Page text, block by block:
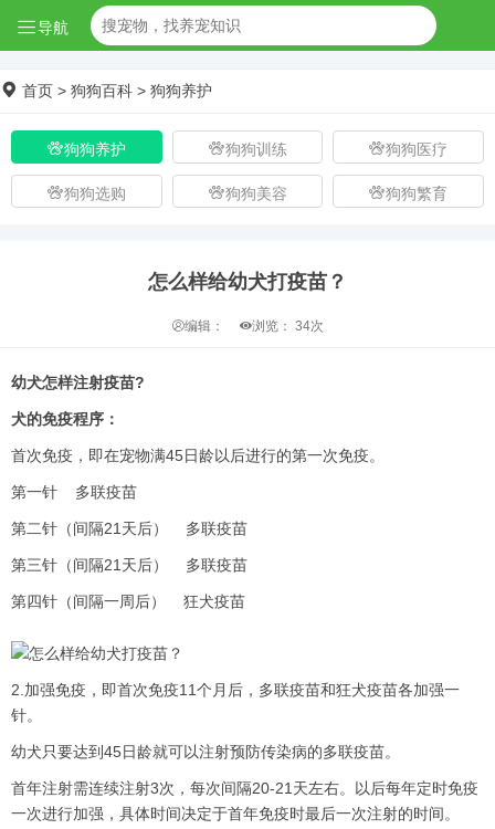
导航
首页 > 狗狗百科 > 狗狗养护
狗狗养护 狗狗训练 狗狗医疗
狗狗选购 狗狗美容 狗狗繁育
怎么样给幼犬打疫苗？
编辑： 浏览： 34次
幼犬怎样注射疫苗?
犬的免疫程序：
首次免疫，即在宠物满45日龄以后进行的第一次免疫。
第一针 多联疫苗
第二针（间隔21天后） 多联疫苗
第三针（间隔21天后） 多联疫苗
第四针（间隔一周后） 狂犬疫苗
2.加强免疫，即首次免疫11个月后，多联疫苗和狂犬疫苗各加强一
针。
幼犬只要达到45日龄就可以注射预防传染病的多联疫苗。
首年注射需连续注射3次，每次间隔20-21天左右。以后每年定时免疫
一次进行加强，具体时间决定于首年免疫时最后一次注射的时间。